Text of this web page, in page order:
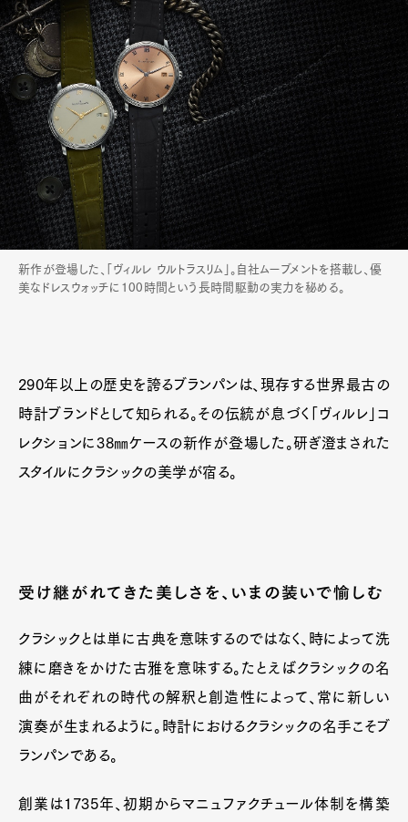
新作が登場した、「ヴィルレ ウルトラスリム」。自社ムーブメントを搭載し、優
美なドレスウォッチに100時間という長時間駆動の実力を秘める。
290年以上の歴史を誇るブランパンは、現存する世界最古の
時計ブランドとして知られる。その伝統が息づく「ヴィルレ」コ
レクションに38㎜ケースの新作が登場した。研ぎ澄まされた
スタイルにクラシックの美学が宿る。
受け継がれてきた美しさを、いまの装いで愉しむ
クラシックとは単に古典を意味するのではなく、時によって洗
練に磨きをかけた古雅を意味する。たとえばクラシックの名
曲がそれぞれの時代の解釈と創造性によって、常に新しい
演奏が生まれるように。時計におけるクラシックの名手こそブ
ランパンである。
創業は1735年、初期からマニュファクチュール体制を構築